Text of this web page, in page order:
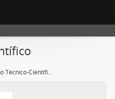
6ª Reunião do Conselho Técnico-Científico